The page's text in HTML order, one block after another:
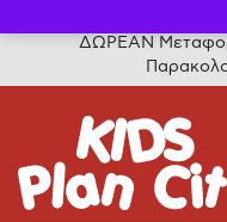
ΔΩΡΕΑΝ